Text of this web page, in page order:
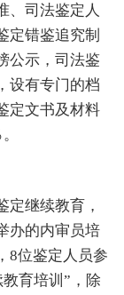
、司法鉴定人
定错鉴追究制
公示，司法鉴
设有专门的档
定文书及材料
继续教育，
办的内审员培
8位鉴定人员参
育培训”，除